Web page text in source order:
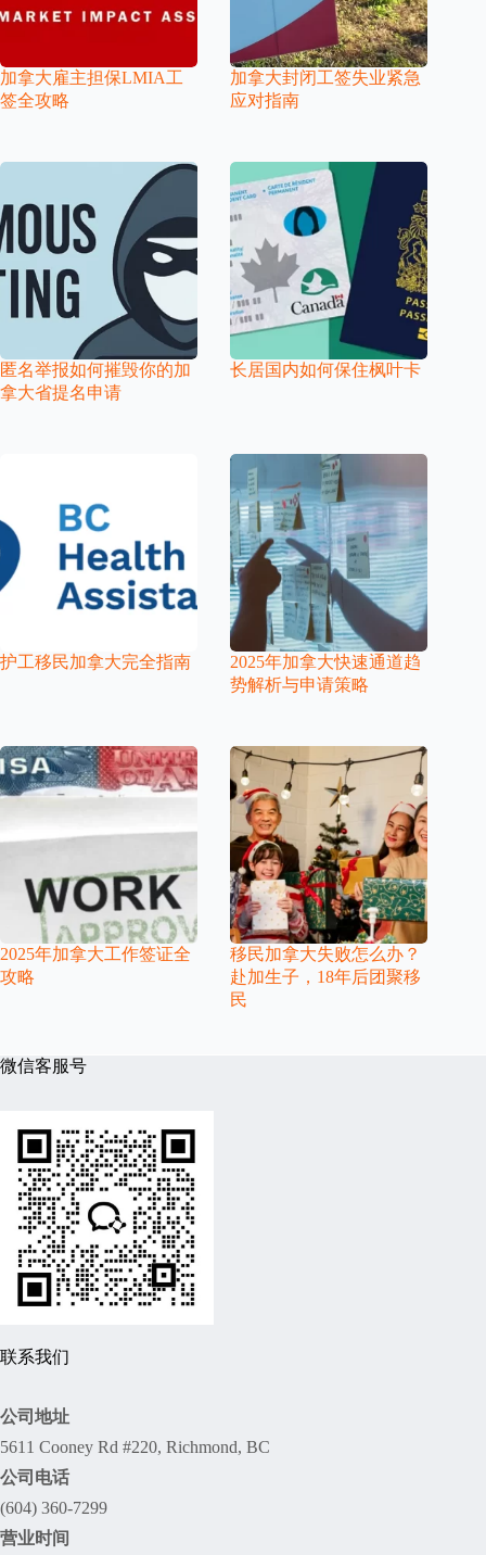
加拿大雇主担保LMIA工
签全攻略
加拿大封闭工签失业紧急
应对指南
匿名举报如何摧毁你的加
拿大省提名申请
长居国内如何保住枫叶卡
护工移民加拿大完全指南
2025年加拿大快速通道趋
势解析与申请策略
2025年加拿大工作签证全
攻略
移民加拿大失败怎么办？
赴加生子，18年后团聚移
民
微信客服号
联系我们
公司地址
5611 Cooney Rd #220, Richmond, BC
公司电话
(604) 360-7299
营业时间